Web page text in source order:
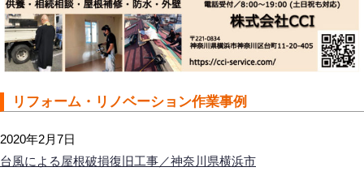
リフォーム・リノベーション作業事例
2020年2月7日
台風による屋根破損復旧工事／神奈川県横浜市